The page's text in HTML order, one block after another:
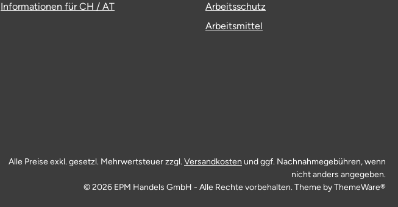
Informationen für CH / AT
Arbeitsschutz
Arbeitsmittel
Alle Preise exkl. gesetzl. Mehrwertsteuer zzgl. Versandkosten und ggf. Nachnahmegebühren, wenn
nicht anders angegeben.
© 2026 EPM Handels GmbH - Alle Rechte vorbehalten. Theme byThemeWare®